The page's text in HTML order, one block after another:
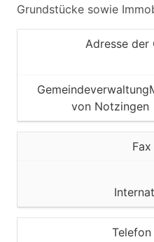
Grundstücke sowie
Adresse der
Gemeindeverwaltung
von Notzingen